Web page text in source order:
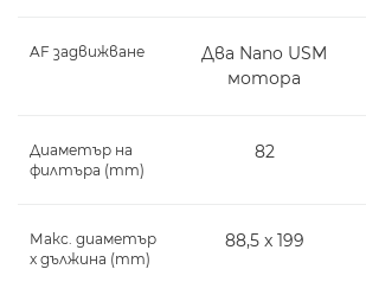
AF задвижване
Два Nano USM
мотора
Диаметър на
филтъра (mm)
82
Макс. диаметър
x дължина (mm)
88,5 x 199